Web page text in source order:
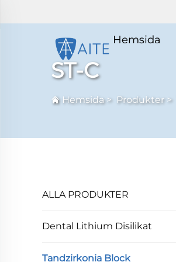
Hemsida
ST-C
Hemsida> Produkter>
ALLA PRODUKTER
Dental Lithium Disilikat
Tandzirkonia Block